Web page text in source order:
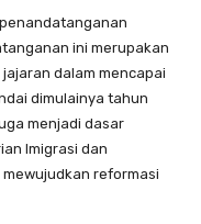
ini merupakan
dalam mencapai
dimulainya tahun
menjadi dasar
Imigrasi dan
reformasi